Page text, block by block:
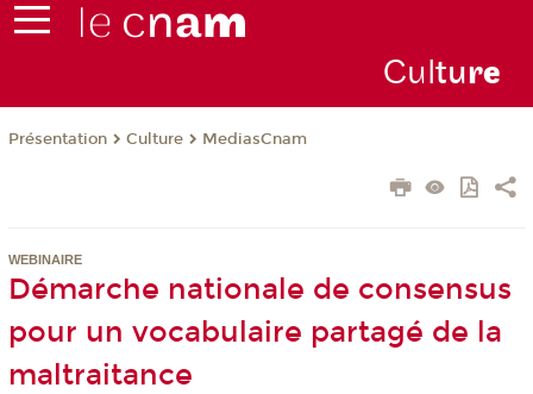
Culture
Présentation Culture MediasCnam
WEBINAIRE
Démarche nationale de consensus
pour un vocabulaire partagé de la
maltraitance